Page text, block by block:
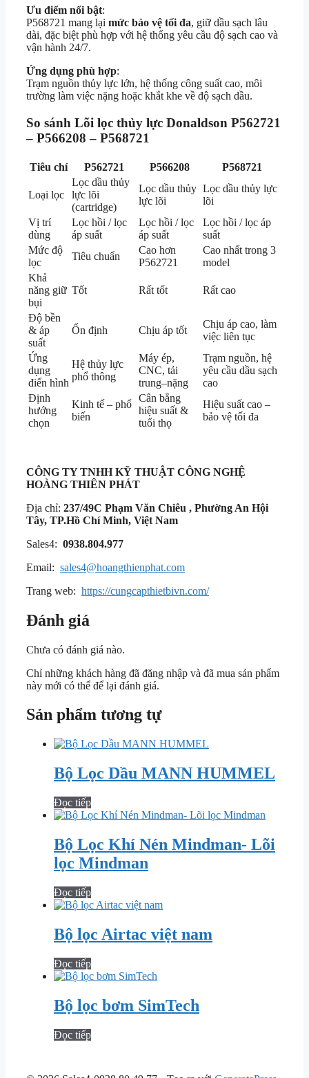
Ưu điểm nổi bật:
P568721 mang lại mức bảo vệ tối đa, giữ dầu sạch lâu
dài, đặc biệt phù hợp với hệ thống yêu cầu độ sạch cao và
vận hành 24/7.
Ứng dụng phù hợp:
Trạm nguồn thủy lực lớn, hệ thống công suất cao, môi
trường làm việc nặng hoặc khắt khe về độ sạch dầu.
So sánh Lõi lọc thủy lực Donaldson P562721
– P566208 – P568721
Tiêu chí P562721 P566208 P568721
Loại lọc
Lọc dầu thủy
lực lõi
(cartridge)
Lọc dầu thủy
lực lõi
Lọc dầu thủy lực
lõi
Vị trí
dùng
Lọc hồi / lọc
áp suất
Lọc hồi / lọc
áp suất
Lọc hồi / lọc áp
suất
Mức độ
lọc
Tiêu chuẩn
Cao hơn
P562721
Cao nhất trong 3
model
Khả
năng giữ
bụi
Tốt Rất tốt Rất cao
Độ bền
& áp
suất
Ổn định Chịu áp tốt
Chịu áp cao, làm
việc liên tục
Ứng
dụng
điển hình
Hệ thủy lực
phổ thông
Máy ép,
CNC, tải
trung–nặng
Trạm nguồn, hệ
yêu cầu dầu sạch
cao
Định
hướng
chọn
Kinh tế – phổ
biến
Cân bằng
hiệu suất &
tuổi thọ
Hiệu suất cao –
bảo vệ tối đa
CÔNG TY TNHH KỸ THUẬT CÔNG NGHỆ
HOÀNG THIÊN PHÁT
Địa chỉ: 237/49C Phạm Văn Chiêu , Phường An Hội
Tây, TP.Hồ Chí Minh, Việt Nam
Sales4: 0938.804.977
Email: sales4@hoangthienphat.com
Trang web: https://cungcapthietbivn.com/
Đánh giá
Chưa có đánh giá nào.
Chỉ những khách hàng đã đăng nhập và đã mua sản phẩm
này mới có thể để lại đánh giá.
Sản phẩm tương tự
Bộ Lọc Dầu MANN HUMMEL
Đọc tiếp
Bộ Lọc Khí Nén Mindman- Lõi
lọc Mindman
Đọc tiếp
Bộ lọc Airtac việt nam
Đọc tiếp
Bộ lọc bơm SimTech
Đọc tiếp